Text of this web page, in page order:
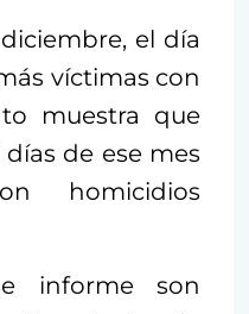
el día
víctimas con
muestra que
días de ese mes
homicidios
informe son